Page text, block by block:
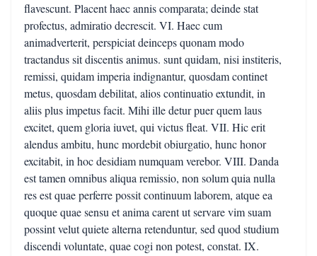
flavescunt. Placent haec annis comparata; deinde stat
profectus, admiratio decrescit. VI. Haec cum
animadverterit, perspiciat deinceps quonam modo
tractandus sit discentis animus. sunt quidam, nisi institeris,
remissi, quidam imperia indignantur, quosdam continet
metus, quosdam debilitat, alios continuatio extundit, in
aliis plus impetus facit. Mihi ille detur puer quem laus
excitet, quem gloria iuvet, qui victus fleat. VII. Hic erit
alendus ambitu, hunc mordebit obiurgatio, hunc honor
excitabit, in hoc desidiam numquam verebor. VIII. Danda
est tamen omnibus aliqua remissio, non solum quia nulla
res est quae perferre possit continuum laborem, atque ea
quoque quae sensu et anima carent ut servare vim suam
possint velut quiete alterna retenduntur, sed quod studium
discendi voluntate, quae cogi non potest, constat. IX.